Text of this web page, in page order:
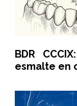
BDR
esmalte en